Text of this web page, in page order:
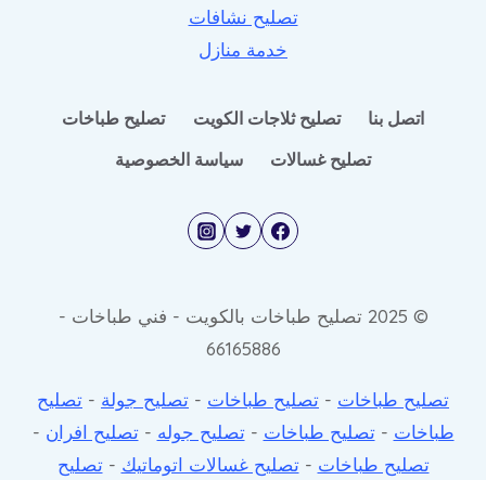
تصليح نشافات
خدمة منازل
اتصل بنا تصليح ثلاجات الكويت
تصليح طباخات
تصليح غسالات
سياسة الخصوصية
© 2025 تصليح طباخات بالكويت - فني طباخات -
66165886
تصليح طباخات - تصليح طباخات - تصليح جولة - تصليح
طباخات -تصليح طباخات -تصليح جوله -تصليح افران -
تصليح طباخات -تصليح غسالات اتوماتيك -تصليح